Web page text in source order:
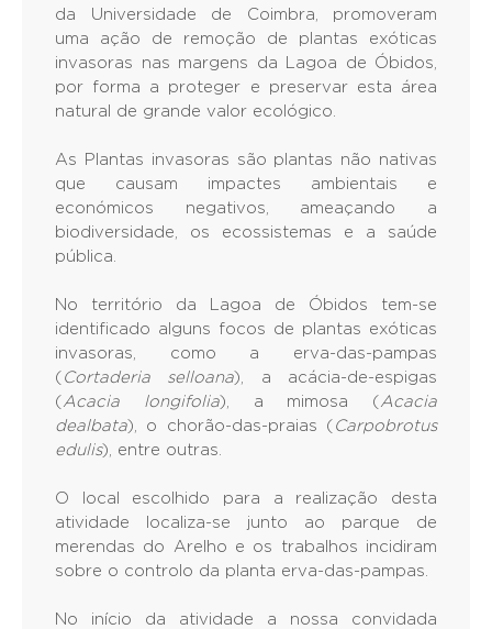
da Universidade de Coimbra, promoveram
uma ação de remoção de plantas exóticas
invasoras nas margens da Lagoa de Óbidos,
por forma a proteger e preservar esta área
natural de grande valor ecológico.
As Plantas invasoras são plantas não nativas
que causam impactes ambientais e
económicos negativos, ameaçando a
biodiversidade, os ecossistemas e a saúde
pública.
No território da Lagoa de Óbidos tem-se
identificado alguns focos de plantas exóticas
invasoras, como a erva-das-pampas
( Cortaderia selloana), a acácia-de-espigas
( Acacia longifolia), a mimosa ( Acacia
dealbata), o chorão-das-praias ( Carpobrotus
edulis), entre outras.
O local escolhido para a realização desta
atividade localiza-se junto ao parque de
merendas do Arelho e os trabalhos incidiram
sobre o controlo da planta erva-das-pampas.
No início da atividade a nossa convidada